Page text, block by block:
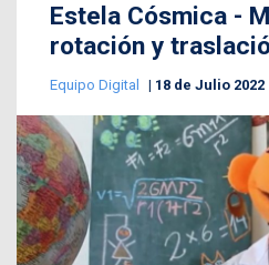
Estela Cósmica -
rotación y
Equipo Digital 18 de Julio 2022